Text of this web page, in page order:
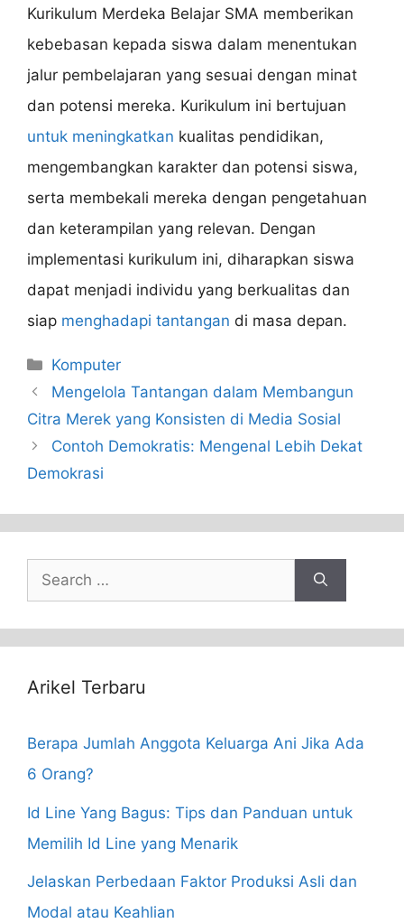
Kurikulum Merdeka Belajar SMA memberikan
kebebasan kepada siswa dalam menentukan
jalur pembelajaran yang sesuai dengan minat
dan potensi mereka. Kurikulum ini bertujuan
untuk meningkatkan kualitas pendidikan,
mengembangkan karakter dan potensi siswa,
serta membekali mereka dengan pengetahuan
dan keterampilan yang relevan. Dengan
implementasi kurikulum ini, diharapkan siswa
dapat menjadi individu yang berkualitas dan
siap menghadapi tantangan di masa depan.
Categories
Komputer
Mengelola Tantangan dalam Membangun
Citra Merek yang Konsisten di Media Sosial
Contoh Demokratis: Mengenal Lebih Dekat
Demokrasi
Search
for:
Arikel Terbaru
Berapa Jumlah Anggota Keluarga Ani Jika Ada
6 Orang?
Id Line Yang Bagus: Tips dan Panduan untuk
Memilih Id Line yang Menarik
Jelaskan Perbedaan Faktor Produksi Asli dan
Modal atau Keahlian